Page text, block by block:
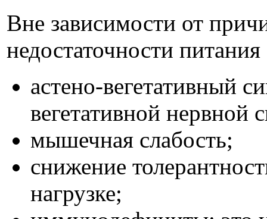
Вне зависимости от
недостаточности
астено-вегетативный
вегетативной нервной
мышечная слабость;
снижение
нагрузке;